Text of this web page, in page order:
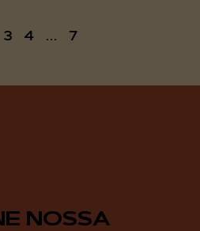
3 4 … 7
NOSSA